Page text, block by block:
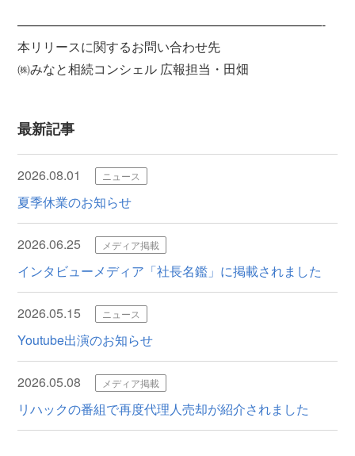
————————————————————————-
本リリースに関するお問い合わせ先
㈱みなと相続コンシェル 広報担当・田畑
最新記事
2026.08.01 ニュース
夏季休業のお知らせ
2026.06.25 メディア掲載
インタビューメディア「社長名鑑」に掲載されました
2026.05.15 ニュース
Youtube出演のお知らせ
2026.05.08 メディア掲載
リハックの番組で再度代理人売却が紹介されました